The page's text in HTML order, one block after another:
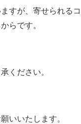
すが、寄せられる
らです。
ください。
いいたします。